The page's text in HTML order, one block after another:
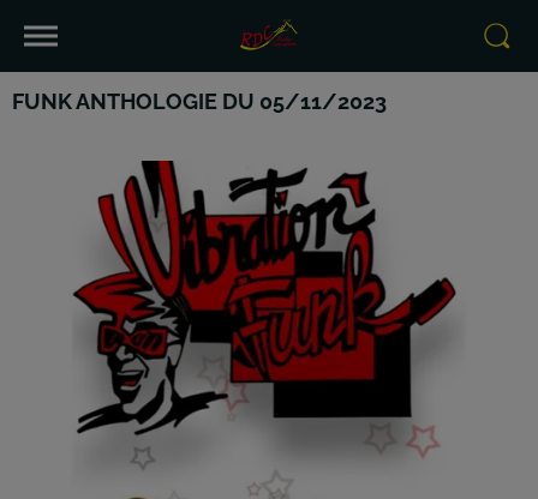
FUNK ANTHOLOGIE DU 05/11/2023